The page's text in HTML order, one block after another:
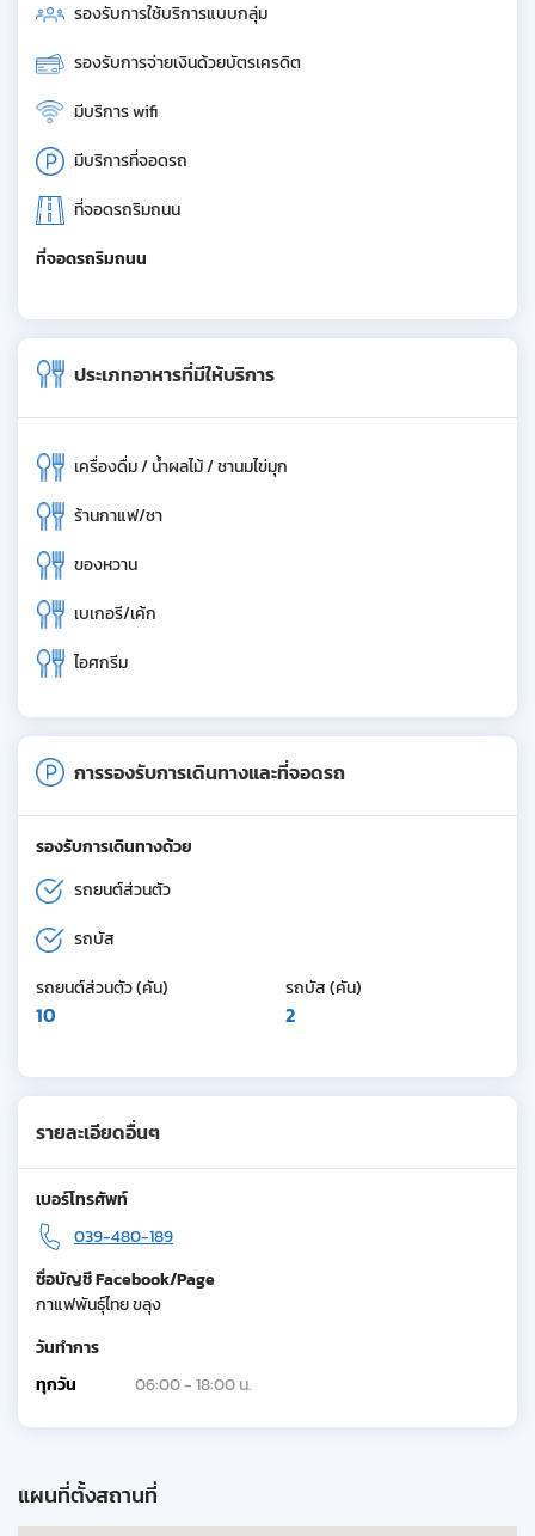
รองรับการใช้บริการแบบกลุ่ม
รองรับการจ่ายเงินด้วยบัตรเครดิต
มีบริการ wifi
มีบริการที่จอดรถ
ที่จอดรถริมถนน
ที่จอดรถริมถนน
ประเภทอาหารที่มีให้บริการ
เครื่องดื่ม / น้ำผลไม้ / ชานมไข่มุก
ร้านกาแฟ/ชา
ของหวาน
เบเกอรี/เค้ก
ไอศกรีม
การรองรับการเดินทางและที่จอดรถ
รองรับการเดินทางด้วย
รถยนต์ส่วนตัว
รถบัส
รถยนต์ส่วนตัว (คัน)
10
รถบัส (คัน)
2
รายละเอียดอื่นๆ
เบอร์โทรศัพท์
039-480-189
ชื่อบัญชี Facebook/Page
กาแฟพันธุ์ไทย ขลุง
วันทำการ
ทุกวัน
06:00 - 18:00 น.
แผนที่ตั้งสถานที่